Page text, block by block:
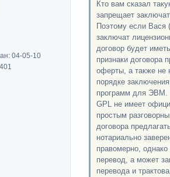
04-05-10
Кто вам сказал
запрещает
Поэтому если Вася
заключат
договор будет
признаки договора
оферты, а также не
порядке
программ для ЭВМ.
GPL не имеет
простым
договора
нотариально
правомерно,
перевод, а может
перевода и